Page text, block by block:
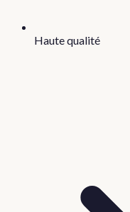
Haute qualité